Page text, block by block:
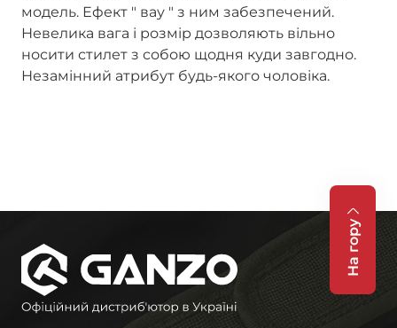
модель. Ефект " вау " з ним забезпечений.
Невелика вага і розмір дозволяють вільно
носити стилет з собою щодня куди завгодно.
Незамінний атрибут будь-якого чоловіка.
На гору